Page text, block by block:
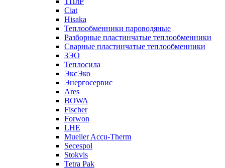
Ciat
Hisaka
Теплообменники пароводяные
Разборные пластинчатые теплообменники
Сварные пластинчатые теплообменники
ЗЭО
Теплосила
ЭксЭко
Энергосервис
Ares
BOWA
Fischer
Forwon
LHE
Mueller Accu-Therm
Secespol
Stokvis
Tetra Pak